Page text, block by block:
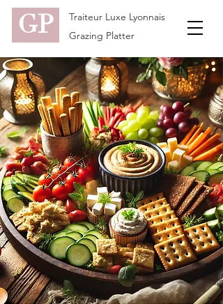
GP
Traiteur Luxe Lyonnais
Grazing Platter